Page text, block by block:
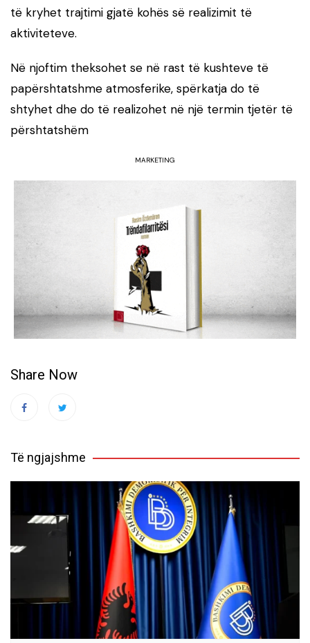
të kryhet trajtimi gjatë kohës së realizimit të
aktiviteteve.
Në njoftim theksohet se në rast të kushteve të
papërshtatshme atmosferike, spërkatja do të
shtyhet dhe do të realizohet në një termin tjetër të
përshtatshëm
MARKETING
Share Now
Të ngjajshme